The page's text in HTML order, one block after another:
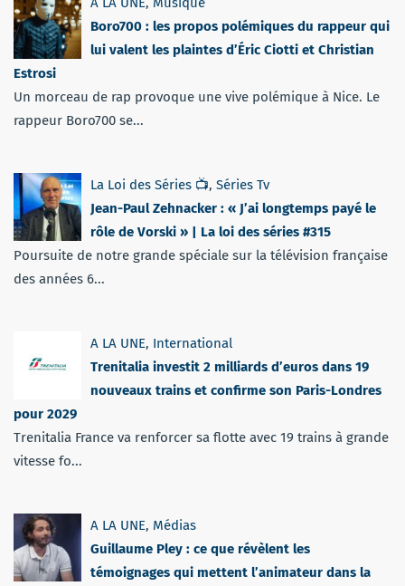
Boro700 : les propos polémiques du rappeur qui
lui valent les plaintes d’Éric Ciotti et Christian
Estrosi
Un morceau de rap provoque une vive polémique à Nice. Le
rappeur Boro700 se...
La Loi des Séries 📺, Séries Tv
Jean-Paul Zehnacker : « J’ai longtemps payé le
rôle de Vorski » | La loi des séries #315
Poursuite de notre grande spéciale sur la télévision française
des années 6...
A LA UNE, International
Trenitalia investit 2 milliards d’euros dans 19
nouveaux trains et confirme son Paris-Londres
pour 2029
Trenitalia France va renforcer sa flotte avec 19 trains à grande
vitesse fo...
A LA UNE, Médias
Guillaume Pley : ce que révèlent les
témoignages qui mettent l’animateur dans la